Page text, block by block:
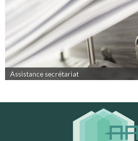
Assistance secrétariat